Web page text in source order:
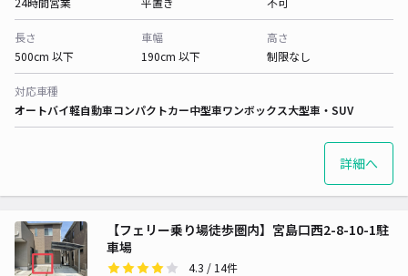
長さ
500cm 以下
車幅
190cm 以下
高さ
制限なし
対応車種
オートバイ軽自動車コンパクトカー中型車ワンボックス大型車・SUV
詳細へ
【フェリー乗り場徒歩圏内】宮島口西2-8-10-1駐
車場
4.3 / 14件